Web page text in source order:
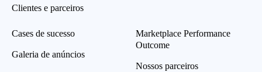
Clientes e parceiros
Cases de sucesso
Galeria de anúncios
Marketplace Performance
Outcome
Nossos parceiros